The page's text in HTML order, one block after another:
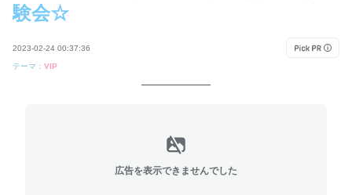
験会☆
2023-02-24 00:37:36
テーマ： VIP
広告を表示できませんでした